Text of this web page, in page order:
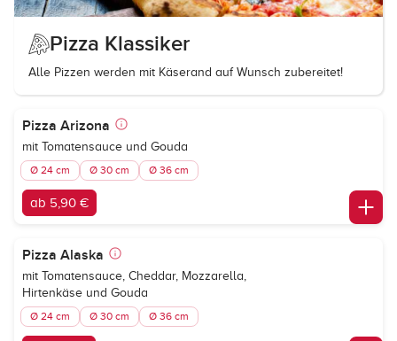
Pizza Klassiker
Alle Pizzen werden mit Käserand auf Wunsch zubereitet!
Pizza Arizona
mit Tomatensauce und Gouda
Ø 24 cm Ø 30 cm Ø 36 cm
ab 5,90 €
Pizza Alaska
mit Tomatensauce, Cheddar, Mozzarella,
Hirtenkäse und Gouda
Ø 24 cm Ø 30 cm Ø 36 cm